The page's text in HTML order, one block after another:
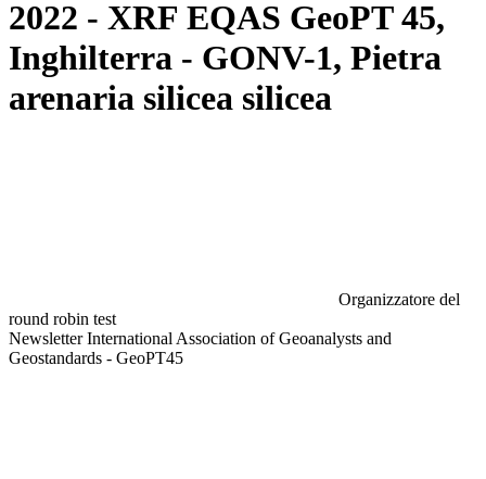
2022 - XRF EQAS GeoPT 45,
Inghilterra - GONV-1, Pietra
arenaria silicea silicea
Organizzatore del
round robin test
Newsletter International Association of Geoanalysts and
Geostandards - GeoPT45